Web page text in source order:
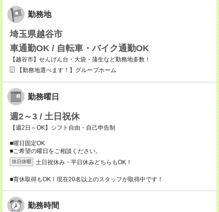
勤務地
埼玉県越谷市
車通勤OK / 自転車・バイク通勤OK
【越谷市】せんげん台・大袋・蒲生など勤務地多数！
【勤務地選べます！】グループホーム
勤務曜日
週2～3 / 土日祝休
【週2日～OK】シフト自由・自己申告制
■曜日固定OK
■ご希望の曜日をご相談ください。
休日休暇 土日祝休み・平日休みどちらもOK！
■育休取得もOK！現在20名以上のスタッフが取得中です！
勤務時間